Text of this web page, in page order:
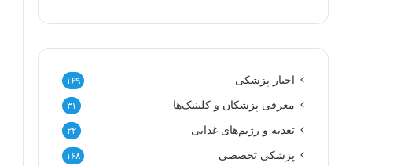
اخبار پزشکی ۱۶۹
معرفی پزشکان و کلینیک‌ها ۳۱
تغذیه و رژیم‌های غذایی ۲۲
پزشکی تخصصی ۱۶۸